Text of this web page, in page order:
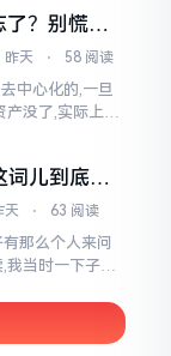
？别慌，
昨天 ⋅ 58 阅读
中心化的,一旦
没了,实际上这
儿到底念
天 ⋅ 63 阅读
那么个人来问
当时一下子就
伦理学）,不过
母